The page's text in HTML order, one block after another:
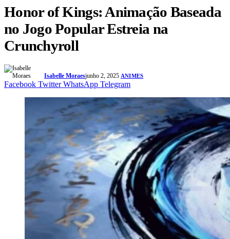
Honor of Kings: Animação Baseada
no Jogo Popular Estreia na
Crunchyroll
Isabelle Moraesjunho 2, 2025 ANIMES
Facebook Twitter WhatsApp Telegram